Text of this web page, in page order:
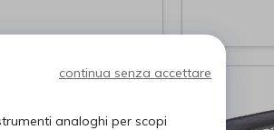
continua senza accettare
analoghi per scopi